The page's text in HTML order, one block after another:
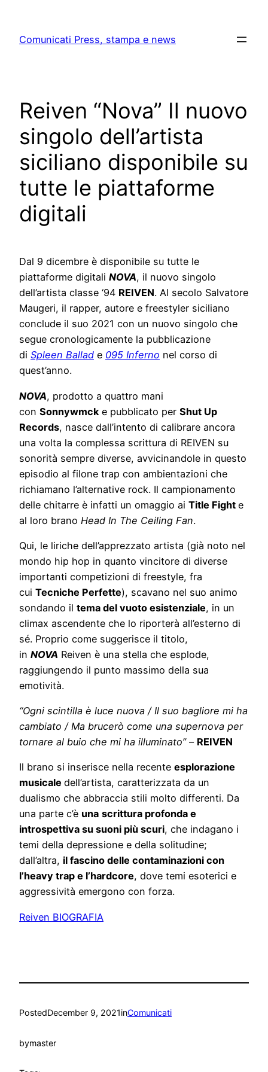
content
Comunicati Press, stampa e news
Reiven “Nova” Il nuovo
singolo dell’artista
siciliano disponibile su
tutte le piattaforme
digitali
Dal 9 dicembre è disponibile su tutte le
piattaforme digitali NOVA, il nuovo singolo
dell’artista classe ‘94 REIVEN. Al secolo Salvatore
Maugeri, il rapper, autore e freestyler siciliano
conclude il suo 2021 con un nuovo singolo che
segue cronologicamente la pubblicazione
di Spleen Ballad e 095 Inferno nel corso di
quest’anno.
NOVA, prodotto a quattro mani
con Sonnywmck e pubblicato per Shut Up
Records, nasce dall’intento di calibrare ancora
una volta la complessa scrittura di REIVEN su
sonorità sempre diverse, avvicinandole in questo
episodio al filone trap con ambientazioni che
richiamano l’alternative rock. Il campionamento
delle chitarre è infatti un omaggio ai Title Fight e
al loro brano Head In The Ceiling Fan.
Qui, le liriche dell’apprezzato artista (già noto nel
mondo hip hop in quanto vincitore di diverse
importanti competizioni di freestyle, fra
cui Tecniche Perfette), scavano nel suo animo
sondando il tema del vuoto esistenziale, in un
climax ascendente che lo riporterà all’esterno di
sé. Proprio come suggerisce il titolo,
in NOVA Reiven è una stella che esplode,
raggiungendo il punto massimo della sua
emotività.
“Ogni scintilla è luce nuova / Il suo bagliore mi ha
cambiato / Ma brucerò come una supernova per
tornare al buio che mi ha illuminato”– REIVEN
Il brano si inserisce nella recente esplorazione
musicale dell’artista, caratterizzata da un
dualismo che abbraccia stili molto differenti. Da
una parte c’è una scrittura profonda e
introspettiva su suoni più scuri, che indagano i
temi della depressione e della solitudine;
dall’altra, il fascino delle contaminazioni con
l’heavy trap e l’hardcore, dove temi esoterici e
aggressività emergono con forza.
Reiven BIOGRAFIA
PostedDecember 9, 2021inComunicati
bymaster